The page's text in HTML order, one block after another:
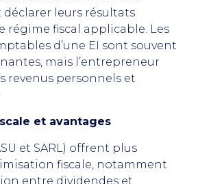
leurs résultats
régime fiscal applicable. Les
d’une EI sont souvent
mais l’entrepreneur
revenus personnels et
et avantages
et SARL) offrent plus
fiscale, notamment
entre dividendes et